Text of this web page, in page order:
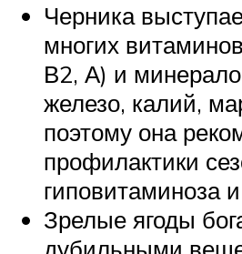
Черника
многих
В2, А) и
железо, калий,
поэтому она
профилактики
гиповитаминоза
Зрелые ягоды